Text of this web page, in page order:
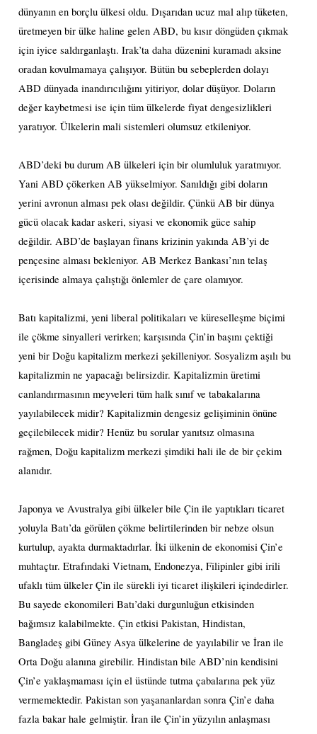
dünyanın en borçlu ülkesi oldu. Dışarıdan ucuz mal alıp tüketen,
üretmeyen bir ülke haline gelen ABD, bu kısır döngüden çıkmak
için iyice saldırganlaştı. Irak’ta daha düzenini kuramadı aksine
oradan kovulmamaya çalışıyor. Bütün bu sebeplerden dolayı
ABD dünyada inandırıcılığını yitiriyor, dolar düşüyor. Doların
değer kaybetmesi ise için tüm ülkelerde fiyat dengesizlikleri
yaratıyor. Ülkelerin mali sistemleri olumsuz etkileniyor.
ABD’deki bu durum AB ülkeleri için bir olumluluk yaratmıyor.
Yani ABD çökerken AB yükselmiyor. Sanıldığı gibi doların
yerini avronun alması pek olası değildir. Çünkü AB bir dünya
gücü olacak kadar askeri, siyasi ve ekonomik güce sahip
değildir. ABD’de başlayan finans krizinin yakında AB’yi de
pençesine alması bekleniyor. AB Merkez Bankası’nın telaş
içerisinde almaya çalıştığı önlemler de çare olamıyor.
Batı kapitalizmi, yeni liberal politikaları ve küreselleşme biçimi
ile çökme sinyalleri verirken; karşısında Çin’in başını çektiği
yeni bir Doğu kapitalizm merkezi şekilleniyor. Sosyalizm aşılı bu
kapitalizmin ne yapacağı belirsizdir. Kapitalizmin üretimi
canlandırmasının meyveleri tüm halk sınıf ve tabakalarına
yayılabilecek midir? Kapitalizmin dengesiz gelişiminin önüne
geçilebilecek midir? Henüz bu sorular yanıtsız olmasına
rağmen, Doğu kapitalizm merkezi şimdiki hali ile de bir çekim
alanıdır.
Japonya ve Avustralya gibi ülkeler bile Çin ile yaptıkları ticaret
yoluyla Batı’da görülen çökme belirtilerinden bir nebze olsun
kurtulup, ayakta durmaktadırlar. İki ülkenin de ekonomisi Çin’e
muhtaçtır. Etrafındaki Vietnam, Endonezya, Filipinler gibi irili
ufaklı tüm ülkeler Çin ile sürekli iyi ticaret ilişkileri içindedirler.
Bu sayede ekonomileri Batı’daki durgunluğun etkisinden
bağımsız kalabilmekte. Çin etkisi Pakistan, Hindistan,
Bangladeş gibi Güney Asya ülkelerine de yayılabilir ve İran ile
Orta Doğu alanına girebilir. Hindistan bile ABD’nin kendisini
Çin’e yaklaşmaması için el üstünde tutma çabalarına pek yüz
vermemektedir. Pakistan son yaşananlardan sonra Çin’e daha
fazla bakar hale gelmiştir. İran ile Çin’in yüzyılın anlaşması